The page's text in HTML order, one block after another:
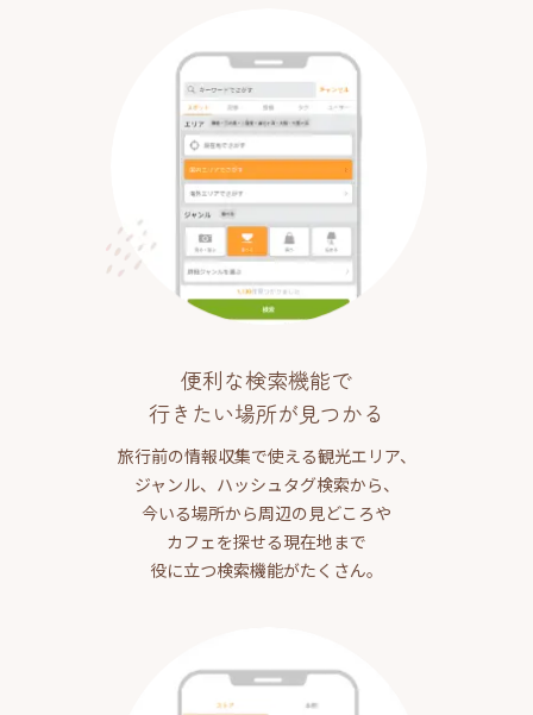
便利な検索機能で
行きたい場所が見つかる
旅行前の情報収集で使える観光エリア、
ジャンル、ハッシュタグ検索から、
今いる場所から周辺の見どころや
カフェを探せる現在地まで
役に立つ検索機能がたくさん。